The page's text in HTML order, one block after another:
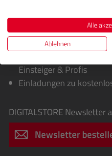
Sie erhalten von uns:
Exklusive
Sofortrabatte
Einsteiger & Profis
Einladungen zu
DIGITALSTORE Newsletter
Newsletter
Alle
Ablehnen